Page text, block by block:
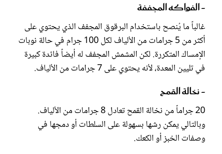
- الفواكه المجففة
غالباً ما يُنصح باستخدام البرقوق المجفف الذي يحتوي على
أكثر من 5 جرامات من الألياف لكل 100 جرام في حالة نوبات
الإمساك المتكررة. لكن المشمش المجفف له أيضاً فائدة كبيرة
في تليين المعدة، لأنه يحتوي على 7 جرامات من الألياف.
- نخالة القمح
20 جراماً من نخالة القمح تعادل 8 جرامات من الألياف.
وبالتالي يمكن رشها بسهولة على السلطات أو دمجها في
وصفات الخبز أو الكعك.